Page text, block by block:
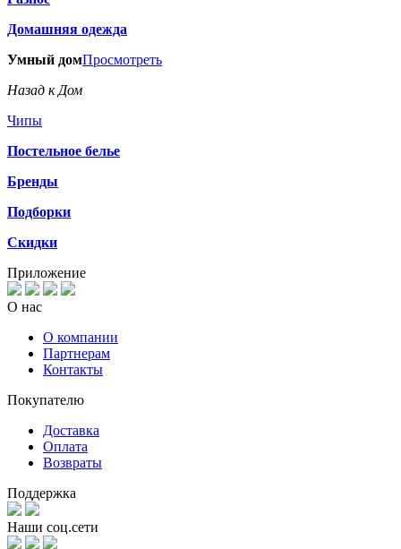
Домашняя одежда
Умный домПросмотреть
Назад к Дом
Чипы
Постельное белье
Бренды
Подборки
Скидки
Приложение
О нас
О компании
Партнерам
Контакты
Покупателю
Доставка
Оплата
Возвраты
Поддержка
Наши соц.сети